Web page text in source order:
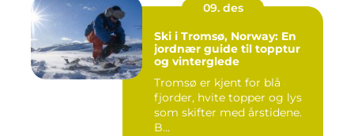
09. des
Ski i Tromsø, Norway: En
jordnær guide til topptur
og vinterglede
Tromsø er kjent for blå
fjorder, hvite topper og lys
som skifter med årstidene.
B...